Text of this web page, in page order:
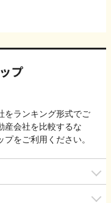
をランキング形式でご
産会社を比較するな
をご利用ください。